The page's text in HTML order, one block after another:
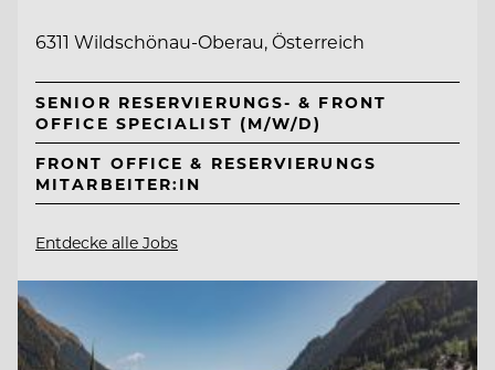
6311 Wildschönau-Oberau, Österreich
SENIOR RESERVIERUNGS- & FRONT
OFFICE SPECIALIST (M/W/D)
FRONT OFFICE & RESERVIERUNGS
MITARBEITER:IN
Entdecke alle Jobs